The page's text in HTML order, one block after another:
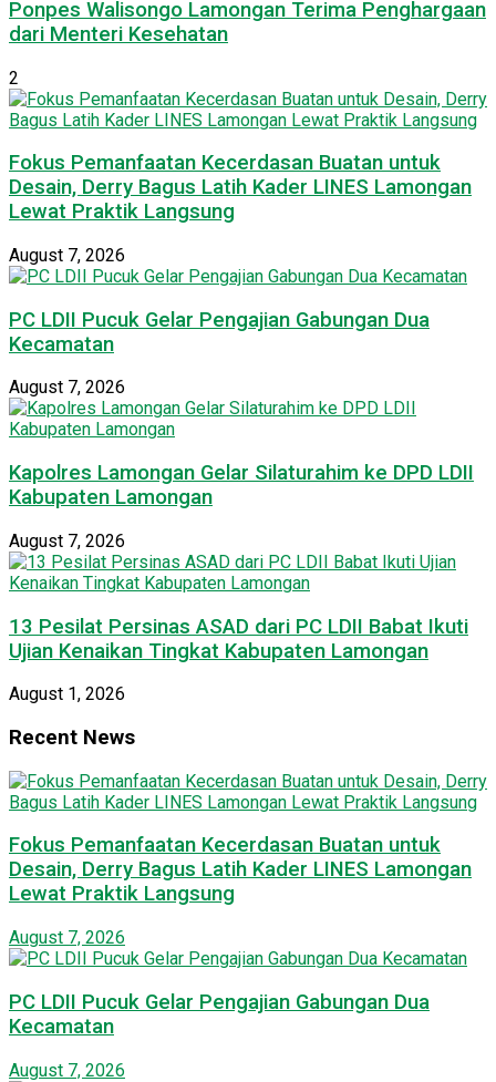
Ponpes Walisongo Lamongan Terima Penghargaan
dari Menteri Kesehatan
2
Fokus Pemanfaatan Kecerdasan Buatan untuk
Desain, Derry Bagus Latih Kader LINES Lamongan
Lewat Praktik Langsung
August 7, 2026
PC LDII Pucuk Gelar Pengajian Gabungan Dua
Kecamatan
August 7, 2026
Kapolres Lamongan Gelar Silaturahim ke DPD LDII
Kabupaten Lamongan
August 7, 2026
13 Pesilat Persinas ASAD dari PC LDII Babat Ikuti
Ujian Kenaikan Tingkat Kabupaten Lamongan
August 1, 2026
Recent News
Fokus Pemanfaatan Kecerdasan Buatan untuk
Desain, Derry Bagus Latih Kader LINES Lamongan
Lewat Praktik Langsung
August 7, 2026
PC LDII Pucuk Gelar Pengajian Gabungan Dua
Kecamatan
August 7, 2026